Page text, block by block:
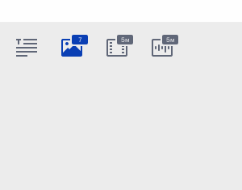
7 5м 5м